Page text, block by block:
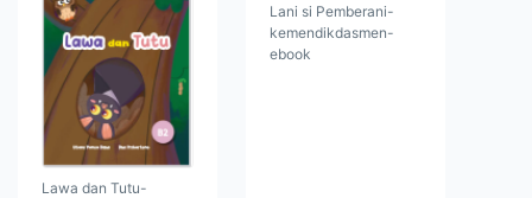
Lawa dan Tutu-
Lani si Pemberani-
kemendikdasmen-
ebook